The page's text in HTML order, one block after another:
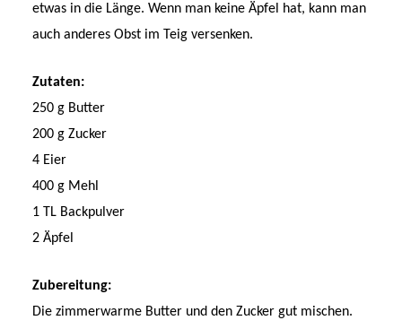
etwas in die Länge. Wenn man keine Äpfel hat, kann man
auch anderes Obst im Teig versenken.
Zutaten:
250 g Butter
200 g Zucker
4 Eier
400 g Mehl
1 TL Backpulver
2 Äpfel
Zubereitung:
Die zimmerwarme Butter und den Zucker gut mischen.